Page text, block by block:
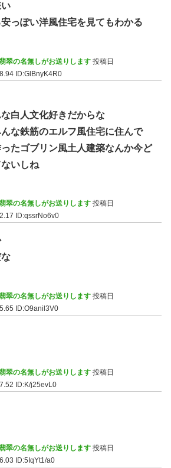
っぽい洋風住宅を見てもわかる
翠の名無しがお送りします 投稿日
ID:GlBnyK4R0
白人文化好きだからな
な鉄筋のエルフ風住宅に住んで
たゴブリン風土人建築なんか今ど
いしね
翠の名無しがお送りします 投稿日
ID:qssrNo6v0
翠の名無しがお送りします 投稿日
ID:O9anil3V0
翠の名無しがお送りします 投稿日
ID:K/j25evL0
翠の名無しがお送りします 投稿日
ID:5IqYt1/a0